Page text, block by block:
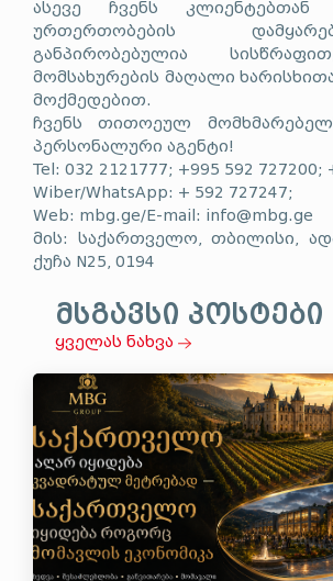
ასევე ჩვენს კლიენტებთან
ურთერთობების
განპირობებულია
მომსახურების მაღალი
მოქმედებით.
ჩვენს თითოეულ
პერსონალური აგენტი!
Tel: 032 2121777; +995 592 727200;
Wiber/WhatsApp: + 592 727247;
Web: mbg.ge/E-mail: info@mbg.ge
მის: საქართველო, თბილისი,
ქუჩა N25, 0194
მსგავსი პოსტები
ყველას ნახვა